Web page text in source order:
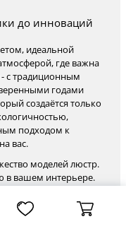
до инноваций
идеальной
где важна
- с традиционным
годами
создаётся только
подходом к
вас.
моделей люстр.
в вашем интерьере.
подойдут для